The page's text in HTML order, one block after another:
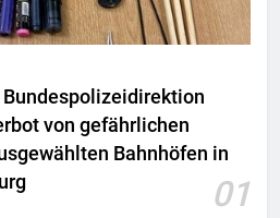
Bundespolizeidirektion
von gefährlichen
Bahnhöfen in
01